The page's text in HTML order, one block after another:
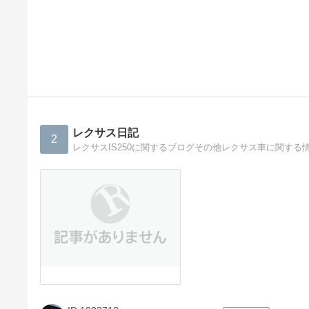
2 レクサス日記
レクサスIS250に関するブログその他レクサス車に関する